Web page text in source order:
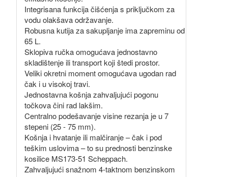
Integrisana funkcija čišćenja s priključkom za
vodu olakšava održavanje.
Robusna kutija za sakupljanje ima zapreminu od
65 L.
Sklopiva ručka omogućava jednostavno
skladištenje ili transport koji štedi prostor.
Veliki okretni moment omogućava ugodan rad
čak i u visokoj travi.
Jednostavna košnja zahvaljujući pogonu
točkova čini rad lakšim.
Centralno podešavanje visine rezanja je u 7
stepeni (25 - 75 mm).
Košnja i hvatanje ili malčiranje – čak i pod
teškim uslovima – to su prednosti benzinske
kosilice MS173-51 Scheppach.
Zahvaljujući snažnom 4-taktnom benzinskom